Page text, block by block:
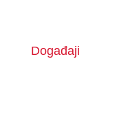
Događaji